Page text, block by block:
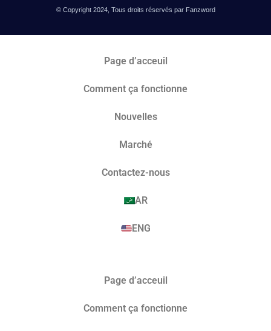
© Copyright 2024, Tous droits réservés par Fanzword
Page d’acceuil
Comment ça fonctionne
Nouvelles
Marché​
Contactez-nous
AR
ENG
Page d’acceuil
Comment ça fonctionne